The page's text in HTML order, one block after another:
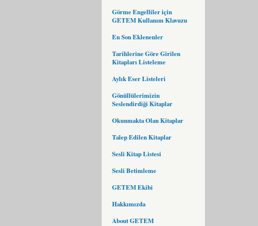
Görme Engelliler için
GETEM Kullanım Klavuzu
En Son Eklenenler
Tarihlerine Göre Girilen
Kitapları Listeleme
Aylık Eser Listeleri
Gönüllülerimizin
Seslendirdiği Kitaplar
Okunmakta Olan Kitaplar
Talep Edilen Kitaplar
Sesli Kitap Listesi
Sesli Betimleme
GETEM Ekibi
Hakkımızda
About GETEM